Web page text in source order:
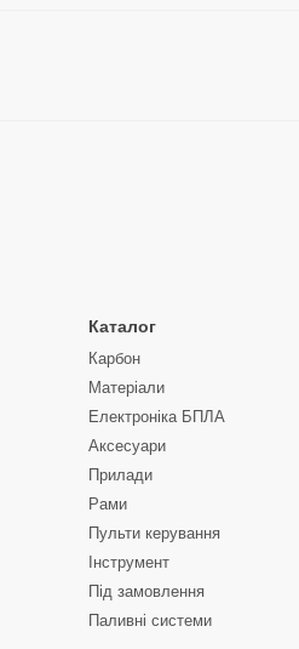
Каталог
Карбон
Матеріали
Електроніка БПЛА
Аксесуари
Прилади
Рами
Пульти керування
Інструмент
Під замовлення
Паливні системи